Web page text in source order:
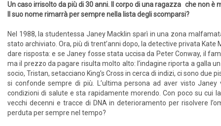
Un caso irrisolto da più di 30 anni. Il corpo di una ragazza che non è
Il suo nome rimarrà per sempre nella lista degli scomparsi?
Nel 1988, la studentessa Janey Macklin sparì in una zona
stato archiviato. Ora, più di trent’anni dopo, la detective privata
dare risposta: e se Janey fosse stata uccisa da Peter Conway, il
ma il prezzo da pagare risulta molto alto: l’indagine riporta a galla
socio, Tristan, setacciano King’s Cross in cerca di indizi, ci sono
si confonde sempre di più. L’ultima persona ad aver visto
condizioni di salute e sta rapidamente morendo. Con poco su cui
vecchi decenni e tracce di DNA in deterioramento per risolvere
perduta per sempre nel tempo?